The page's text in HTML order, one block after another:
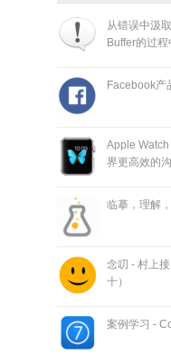
从错误中汲
Buffer的过
Facebook产
Apple
界更高效的
临摹，理解
念叨 - 村上
十）
案例学习 -